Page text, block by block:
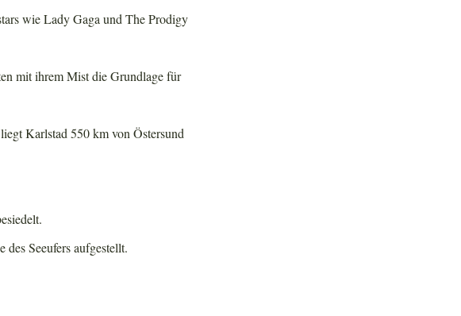
wie Lady Gaga und The Prodigy
mit ihrem Mist die Grundlage für
Karlstad 550 km von Östersund
Seeufers aufgestellt.